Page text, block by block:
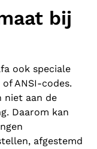
bij
ook speciale
ANSI-codes.
niet aan de
Daarom kan
afgestemd